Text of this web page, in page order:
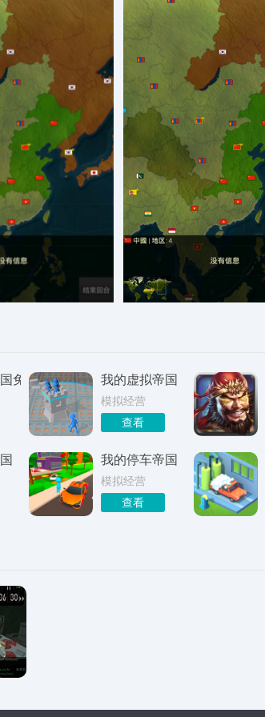
免费版 我的虚拟帝国
模拟经营
查看
我的停车帝国
模拟经营
查看